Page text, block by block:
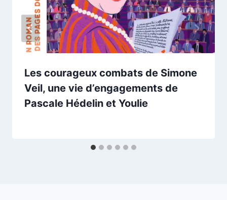
Les courageux combats de Simone
Veil, une vie d’engagements de
Pascale Hédelin et Youlie